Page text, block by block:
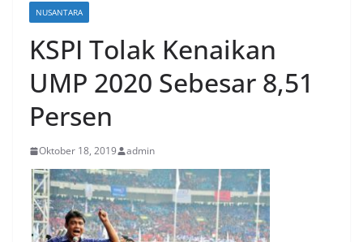
NUSANTARA
KSPI Tolak Kenaikan
UMP 2020 Sebesar 8,51
Persen
Oktober 18, 2019 admin